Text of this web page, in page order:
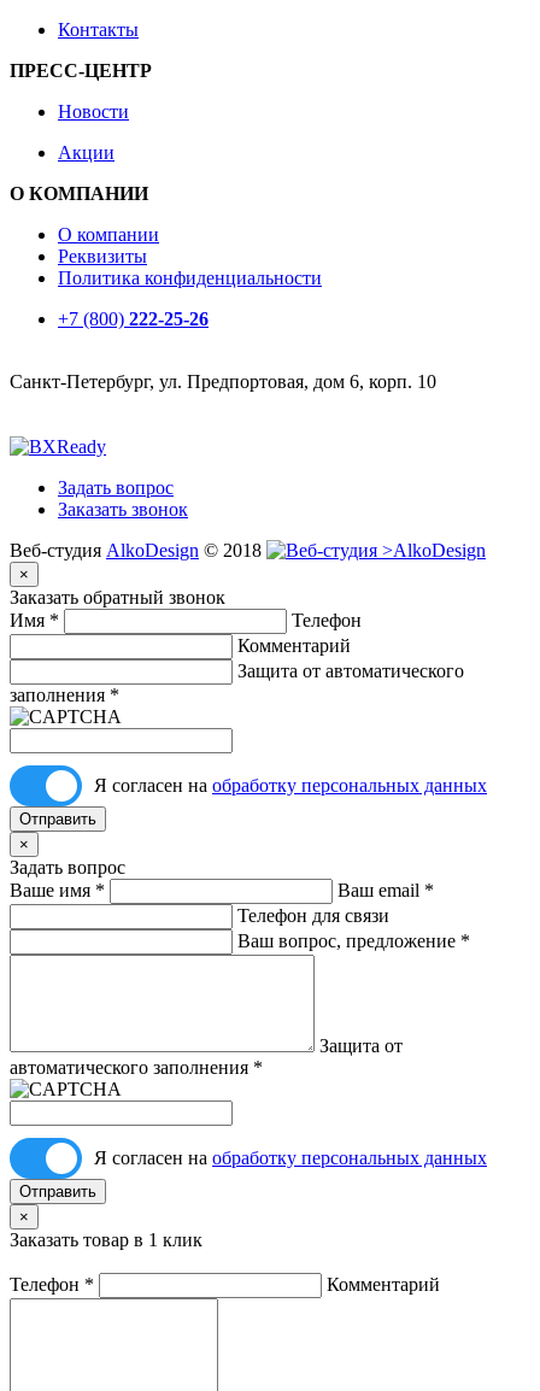
Контакты
ПРЕСС-ЦЕНТР
Новости
Акции
О КОМПАНИИ
О компании
Реквизиты
Политика конфиденциальности
+7 (800) 222-25-26
Санкт-Петербург, ул. Предпортовая, дом 6, корп. 10
Задать вопрос
Заказать звонок
Веб-студия AlkoDesign © 2018
×
Заказать обратный звонок
Имя *
Телефон
Комментарий
Защита от автоматического
заполнения *
Я согласен на обработку персональных данных
Отправить
×
Задать вопрос
Ваше имя * Ваш email *
Телефон для связи
Ваш вопрос, предложение *
Защита от
автоматического заполнения *
Я согласен на обработку персональных данных
Отправить
×
Заказать товар в 1 клик
Телефон * Комментарий